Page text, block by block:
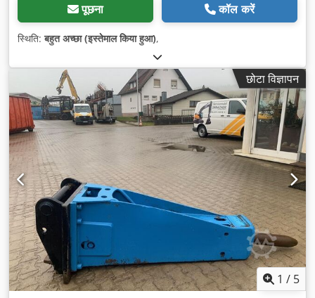
पूछना कॉल करें
स्थिति:बहुत अच्छा (इस्तेमाल किया हुआ),
छोटा विज्ञापन
1 / 5